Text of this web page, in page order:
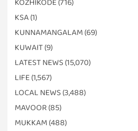
KSA(1)
KUNNAMANGALAM (69)
KUWAIT(9)
LATEST NEWS (15,070)
LIFE (1,567)
LOCAL NEWS (3,488)
MAVOOR (85)
MUKKAM (488)